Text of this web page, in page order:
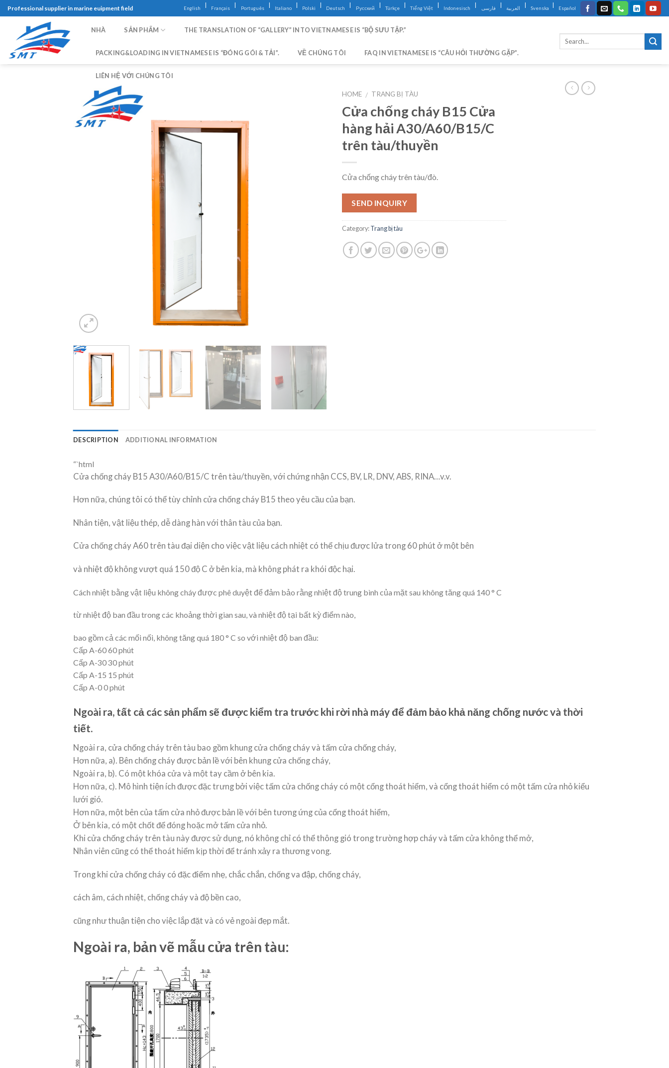
Skip
to
content
Professional supplier in marine euipment field English | Français | Português | Italiano | Polski | Deutsch | Русский | Türkçe | Tiếng Việt | Indonesisch | فارسی | العربية | Svenska | Español
NHÀ SẢN PHẨM THE TRANSLATION OF “GALLERY” INTO VIETNAMESE IS “BỘ SƯU TẬP.”
PACKING&LOADING IN VIETNAMESE IS “ĐÓNG GÓI & TẢI”. VỀ CHÚNG TÔI FAQ IN VIETNAMESE IS “CÂU HỎI THƯỜNG GẶP”.
LIÊN HỆ VỚI CHÚNG TÔI
HOME / TRANG BỊ TÀU
Cửa chống cháy B15 Cửa
hàng hải A30/A60/B15/C
trên tàu/thuyền
Cửa chống cháy trên tàu/đò.
SEND INQUIRY
Category:Trang bị tàu
DESCRIPTION ADDITIONAL INFORMATION
“`html
Cửa chống cháy B15 A30/A60/B15/C trên tàu/thuyền, với chứng nhận CCS, BV, LR, DNV, ABS, RINA…v.v.
Hơn nữa, chúng tôi có thể tùy chỉnh cửa chống cháy B15 theo yêu cầu của bạn.
Nhân tiện, vật liệu thép, dễ dàng hàn với thân tàu của bạn.
Cửa chống cháy A60 trên tàu đại diện cho việc vật liệu cách nhiệt có thể chịu được lửa trong 60 phút ở một bên
và nhiệt độ không vượt quá 150 độ C ở bên kia, mà không phát ra khói độc hại.
Cách nhiệt bằng vật liệu không cháy được phê duyệt để đảm bảo rằng nhiệt độ trung bình của mặt sau không tăng quá 140 ° C
từ nhiệt độ ban đầu trong các khoảng thời gian sau, và nhiệt độ tại bất kỳ điểm nào,
bao gồm cả các mối nối, không tăng quá 180 ° C so với nhiệt độ ban đầu:
Cấp A-60 60 phút
Cấp A-30 30 phút
Cấp A-15 15 phút
Cấp A-0 0 phút
Ngoài ra, tất cả các sản phẩm sẽ được kiểm tra trước khi rời nhà máy để đảm bảo khả năng chống nước và thời
tiết.
Ngoài ra, cửa chống cháy trên tàu bao gồm khung cửa chống cháy và tấm cửa chống cháy,
Hơn nữa, a). Bên chống cháy được bản lề với bên khung cửa chống cháy,
Ngoài ra, b). Có một khóa cửa và một tay cầm ở bên kia.
Hơn nữa, c). Mô hình tiện ích được đặc trưng bởi việc tấm cửa chống cháy có một cổng thoát hiểm, và cổng thoát hiểm có một tấm cửa nhỏ kiểu
lưới gió.
Hơn nữa, một bên của tấm cửa nhỏ được bản lề với bên tương ứng của cổng thoát hiểm,
Ở bên kia, có một chốt để đóng hoặc mở tấm cửa nhỏ.
Khi cửa chống cháy trên tàu này được sử dụng, nó không chỉ có thể thông gió trong trường hợp cháy và tấm cửa không thể mở,
Nhân viên cũng có thể thoát hiểm kịp thời để tránh xảy ra thương vong.
Trong khi cửa chống cháy có đặc điểm nhẹ, chắc chắn, chống va đập, chống cháy,
cách âm, cách nhiệt, chống cháy và độ bền cao,
cũng như thuận tiện cho việc lắp đặt và có vẻ ngoài đẹp mắt.
Ngoài ra, bản vẽ mẫu cửa trên tàu: